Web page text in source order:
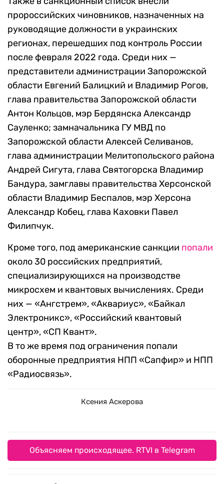
пророссийских чиновников, назначенных на
руководящие должности в украинских
регионах, перешедших под контроль России
после февраля 2022 года. Среди них —
представители администрации Запорожской
области Евгений Балицкий и Владимир Рогов,
глава правительства Запорожской области
Антон Кольцов, мэр Бердянска Александр
Сауленко; замначальника ГУ МВД по
Запорожской области Алексей Селиванов,
глава администрации Мелитопольского района
Андрей Сигута, глава Святогорска Владимир
Бандура, замглавы правительства Херсонской
области Владимир Беспалов, мэр Херсона
Александр Кобец, глава Каховки Павел
Филипчук.
Кроме того, под американские санкции попали
около 30 российских предприятий,
специализирующихся на производстве
микросхем и квантовых вычислениях. Среди
них — «Ангстрем», «Аквариус», «Байкал
Электроникс», «Российский квантовый
центр», «СП Квант».
В то же время под ограничения попали
оборонные предприятия НПП «Сапфир» и НПП
«Радиосвязь».
Ксения Аскерова
Объясняем происходящее. RTVI в Telegram